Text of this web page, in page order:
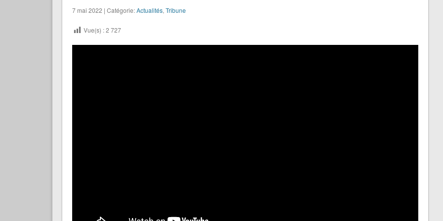
7 mai 2022 | Catégorie:Actualités, Tribune
Vue(s) :2 727